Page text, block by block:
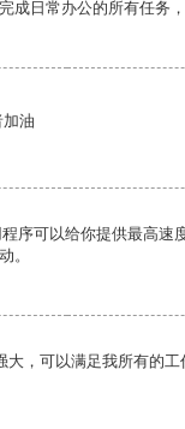
成日常办公的所有任务，
油
序可以给你提供最高速
。
大，可以满足我所有的